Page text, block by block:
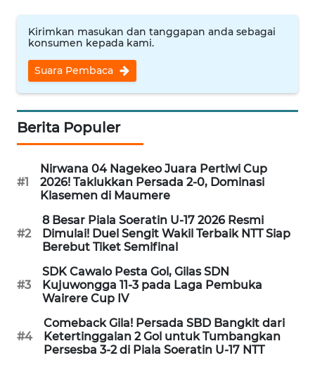
Kirimkan masukan dan tanggapan anda sebagai
konsumen kepada kami.
Suara Pembaca
Berita Populer
#1
Nirwana 04 Nagekeo Juara Pertiwi Cup
2026! Taklukkan Persada 2-0, Dominasi
Klasemen di Maumere
#2
8 Besar Piala Soeratin U-17 2026 Resmi
Dimulai! Duel Sengit Wakil Terbaik NTT Siap
Berebut Tiket Semifinal
#3
SDK Cawalo Pesta Gol, Gilas SDN
Kujuwongga 11-3 pada Laga Pembuka
Wairere Cup IV
#4
Comeback Gila! Persada SBD Bangkit dari
Ketertinggalan 2 Gol untuk Tumbangkan
Persesba 3-2 di Piala Soeratin U-17 NTT
CIREBON
WN
INDRAMAYU
WN
KUNINGAN
WN
MAJALENGKA
WN
SUBANG
WN
SUKABUMI
WN
PURWAKARTA